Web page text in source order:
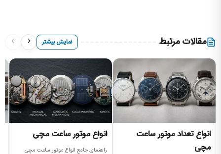
مقالات مرتبط نمایش بیشتر ‹
›
انواع تعداد موتور ساعت
مچی
انواع موتور ساعت مچی
راهنمای جامع انواع موتور ساعت مچی: